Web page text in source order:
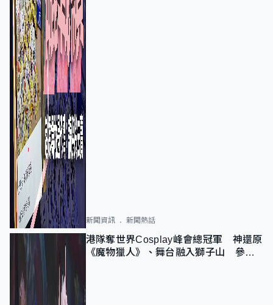
新聞資訊 新聞熱話
港隊奪世界Cosplay峰會總冠軍 神還原
《魔物獵人》、舞台融入獅子山 參賽